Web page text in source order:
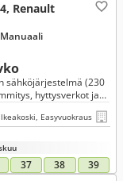
Renault
sähköjärjestelmä (230
hyttysverkot ja
Easyvuokraus
37 38 39